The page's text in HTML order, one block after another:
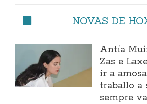
NOVAS DE
Antía
Zas e
ir a
traballo a
sempre